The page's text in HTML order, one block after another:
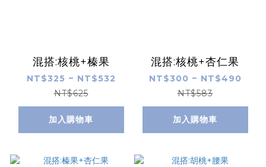
混搭:核桃+榛果
NT$325 ~ NT$532
NT$625
加入購物車
混搭:核桃+杏仁果
NT$300 ~ NT$490
NT$583
加入購物車